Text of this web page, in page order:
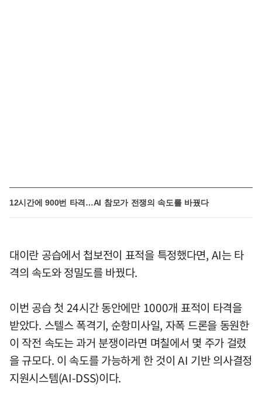
12시간에 900번 타격…AI 참모가 전쟁의 속도를 바꿨다
대이란 공습에서 첩보전이 표적을 특정했다면, AI는 타
격의 속도와 정밀도를 바꿨다.
이번 공습 첫 24시간 동안에만 1000개 표적이 타격을
받았다. 스텔스 폭격기, 순항미사일, 자폭 드론을 동원한
이 작전 속도는 과거 분쟁이라면 며칠에서 몇 주가 걸렸
을 규모다. 이 속도를 가능하게 한 것이 AI 기반 의사결정
지원시스템(AI-DSS)이다.